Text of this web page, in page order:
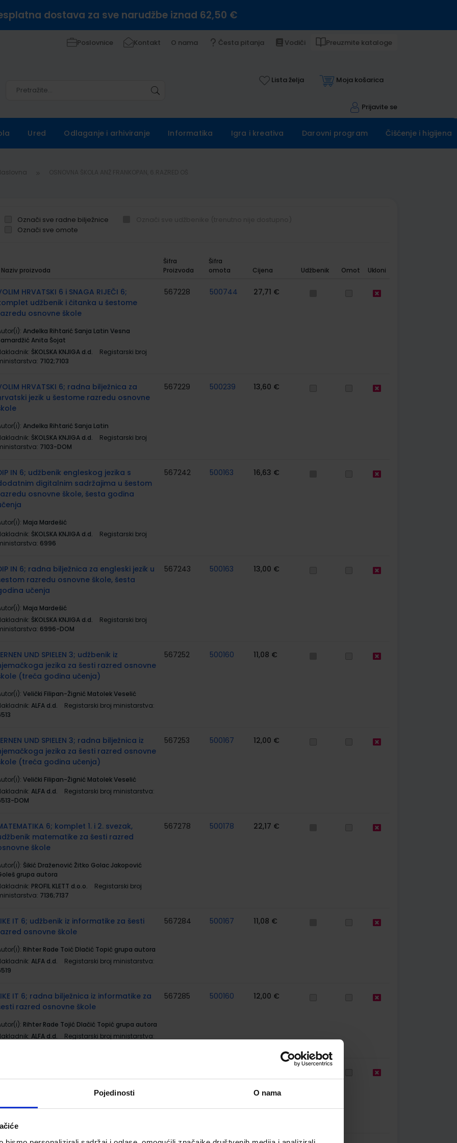
Pojedinosti O nama
dostava za sve narudžbe iznad 62,50 €
Poslovnice Kontakt O nama Česta pitanja Vodiči Preuzmite kataloge
Lista želja Moja košarica
Prijavite se
Ured Odlaganje i arhiviranje Informatika Igra i kreativa Darovni program Čišćenje i higijena
Označi sve radne bilježnice
Označi sve omote
Naziv proizvoda
Šifra
Proizvoda
Šifra
omota
Cijena Udžbenik Omot Ukloni
HRVATSKI 6 i SNAGA RIJEČI 6;
udžbenik i čitanka u šestome
osnovne škole
Anđelka Rihtarić Sanja Latin Vesna
Anita Šojat
ŠKOLSKA KNJIGA d.d.
Registarski broj
7102;7103
567228 500744 27,71 €
HRVATSKI 6; radna bilježnica za
jezik u šestome razredu osnovne
Anđelka Rihtarić Sanja Latin
ŠKOLSKA KNJIGA d.d.
Registarski broj
7103-DOM
567229 500239 13,60 €
IN 6; udžbenik engleskog jezika s
digitalnim sadržajima u šestom
osnovne škole, šesta godina
Maja Mardešić
ŠKOLSKA KNJIGA d.d.
Registarski broj
6996
567242 500163 16,63 €
IN 6; radna bilježnica za engleski jezik u
razredu osnovne škole, šesta
učenja
Maja Mardešić
ŠKOLSKA KNJIGA d.d.
Registarski broj
6996-DOM
567243 500163 13,00 €
UND SPIELEN 3; udžbenik iz
jezika za šesti razred osnovne
(treća godina učenja)
Velički Filipan-Žignić Matolek Veselić
ALFA d.d.
Registarski broj ministarstva:
567252 500160 11,08 €
UND SPIELEN 3; radna bilježnica iz
jezika za šesti razred osnovne
(treća godina učenja)
Velički Filipan-Žignić Matolek Veselić
ALFA d.d.
Registarski broj ministarstva:
DOM
567253 500167 12,00 €
6; komplet 1. i 2. svezak,
matematike za šesti razred
škole
Šikić Draženović Žitko Golac Jakopović
grupa autora
PROFIL KLETT d.o.o.
Registarski broj
7136;7137
567278 500178 22,17 €
IT 6; udžbenik iz informatike za šesti
osnovne škole
Rihter Rade Toić Dlačić Topić grupa autora
ALFA d.d.
Registarski broj ministarstva:
567284 500167 11,08 €
IT 6; radna bilježnica iz informatike za
razred osnovne škole
Rihter Rade Tojić Dlačić Topić grupa autora
ALFA d.d.
Registarski broj ministarstva:
567285 500160 12,00 €
škole
Agić Grbeš Karakaš Lopac Groš Meštrović
PROFIL KLETT d.o.o.
Registarski broj